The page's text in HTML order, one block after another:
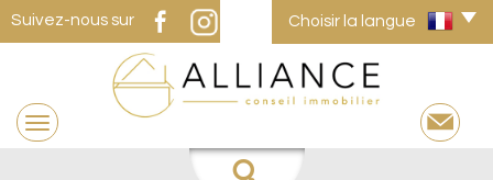
Suivez-nous sur Choisir la langue